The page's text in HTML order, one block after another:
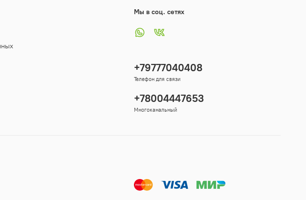
Мы в соц. сетях
+79777040408
Телефон для связи
+78004447653
Многоканальный